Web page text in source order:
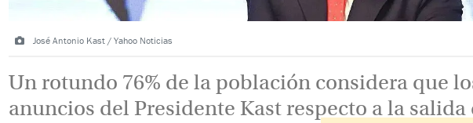
José Antonio Kast / Yahoo Noticias
Un rotundo 76% de la población considera que
anuncios del Presidente Kast respecto a la salida